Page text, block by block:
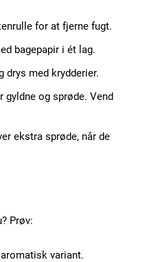
Plans
for at fjerne fugt.
bagepapir i ét lag.
drys med krydderier.
gyldne og sprøde. Vend
ekstra sprøde, når de
Prøv:
variant.